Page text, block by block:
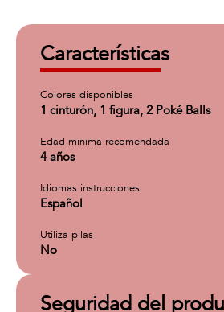
Características
Colores disponibles
1 cinturón, 1 figura, 2 Poké Balls
Edad minima recomendada
4 años
Idiomas instrucciones
Español
Utiliza pilas
No
Seguridad del